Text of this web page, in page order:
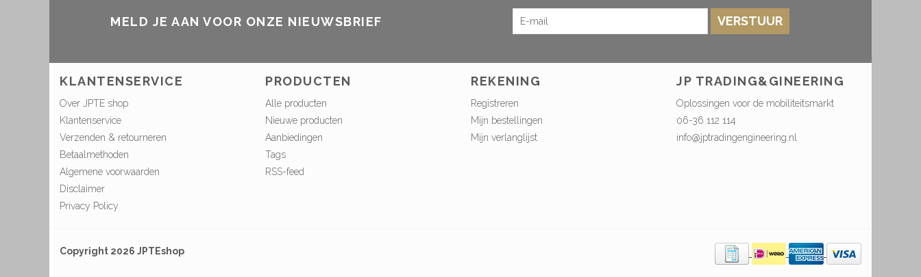
MELD JE AAN VOOR ONZE NIEUWSBRIEF VERSTUUR
KLANTENSERVICE
Over JPTE shop
Klantenservice
Verzenden & retourneren
Betaalmethoden
Algemene voorwaarden
Disclaimer
Privacy Policy
PRODUCTEN
Alle producten
Nieuwe producten
Aanbiedingen
Tags
RSS-feed
REKENING
Registreren
Mijn bestellingen
Mijn verlanglijst
JP TRADING&GINEERING
Oplossingen voor de mobiliteitsmarkt
06-36 112 114
info@jptradingengineering.nl
Copyright 2026 JPTEshop